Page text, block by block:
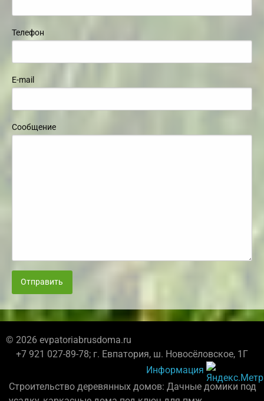
Телефон
E-mail
Сообщение
Отправить
© 2026 evpatoriabrusdoma.ru
+7 921 027-89-78; г. Евпатория, ш. Новосёловское, 1Г
Информация
Строительство деревянных домов: Дачные домики под